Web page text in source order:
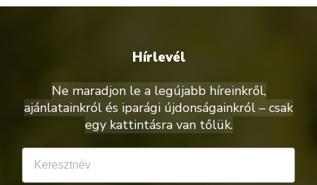
Hírlevél
Ne maradjon le a legújabb híreinkről,
ajánlatainkról és iparági újdonságainkról – csak
egy kattintásra van tőlük.